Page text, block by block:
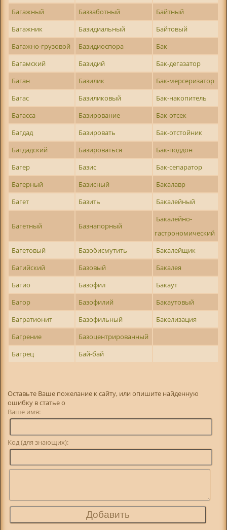
Багажный
Баззаботный
Байтный
Багажник
Базидиальный
Байтовый
Багажно-грузовой
Базидиоспора
Бак
Багамский
Базидий
Бак-дегазатор
Баган
Базилик
Бак-мерсеризатор
Багас
Базиликовый
Бак-накопитель
Багасса
Базирование
Бак-отсек
Багдад
Базировать
Бак-отстойник
Багдадский
Базироваться
Бак-поддон
Багер
Базис
Бак-сепаратор
Багерный
Базисный
Бакалавр
Багет
Базить Бакалейный
Багетный Базнапорный
Бакалейно-
гастрономический
Багетовый
Базобисмутить
Бакалейщик
Багийский
Базовый
Бакалея
Багио
Базофил
Бакаут
Багор
Базофилий
Бакаутовый
Багратионит
Базофильный
Бакелизация
Багрение
Базоцентрированный
Багрец
Бай-бай
Оставьте Ваше пожелание к сайту, или опишите найденную
ошибку в статье о
Ваше имя:
Код (для знающих):